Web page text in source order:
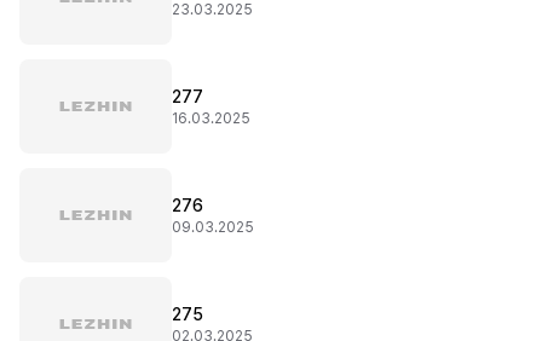
23.03.2025
277
16.03.2025
276
09.03.2025
275
02.03.2025